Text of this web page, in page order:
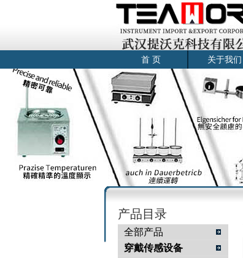
首 页 关于我们
产品目录
全部产品
穿戴传感设备